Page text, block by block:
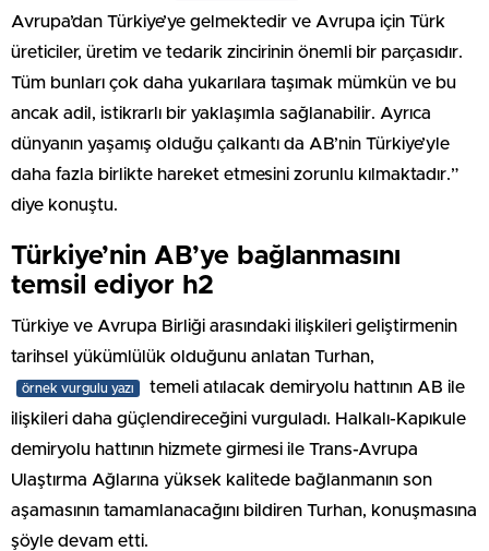
Avrupa’dan Türkiye’ye gelmektedir ve Avrupa için Türk
üreticiler, üretim ve tedarik zincirinin önemli bir parçasıdır.
Tüm bunları çok daha yukarılara taşımak mümkün ve bu
ancak adil, istikrarlı bir yaklaşımla sağlanabilir. Ayrıca
dünyanın yaşamış olduğu çalkantı da AB’nin Türkiye’yle
daha fazla birlikte hareket etmesini zorunlu kılmaktadır.”
diye konuştu.
Türkiye’nin AB’ye bağlanmasını
temsil ediyor h2
Türkiye ve Avrupa Birliği arasındaki ilişkileri geliştirmenin
tarihsel yükümlülük olduğunu anlatan Turhan,
örnek vurgulu yazı
temeli atılacak demiryolu hattının AB ile
ilişkileri daha güçlendireceğini vurguladı. Halkalı-Kapıkule
demiryolu hattının hizmete girmesi ile Trans-Avrupa
Ulaştırma Ağlarına yüksek kalitede bağlanmanın son
aşamasının tamamlanacağını bildiren Turhan, konuşmasına
şöyle devam etti.